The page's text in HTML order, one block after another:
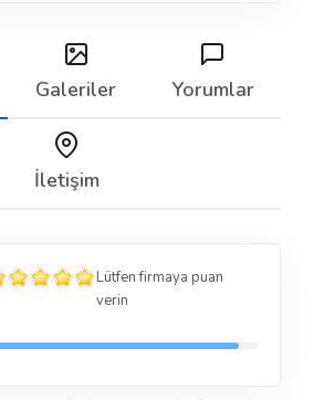
Galeriler Yorumlar
İletişim
Lütfen firmaya puan
verin